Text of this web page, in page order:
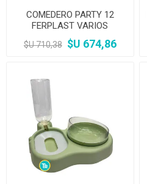
COMEDERO PARTY 12
FERPLAST VARIOS
COLORES
$U 710,38 $U 674,86